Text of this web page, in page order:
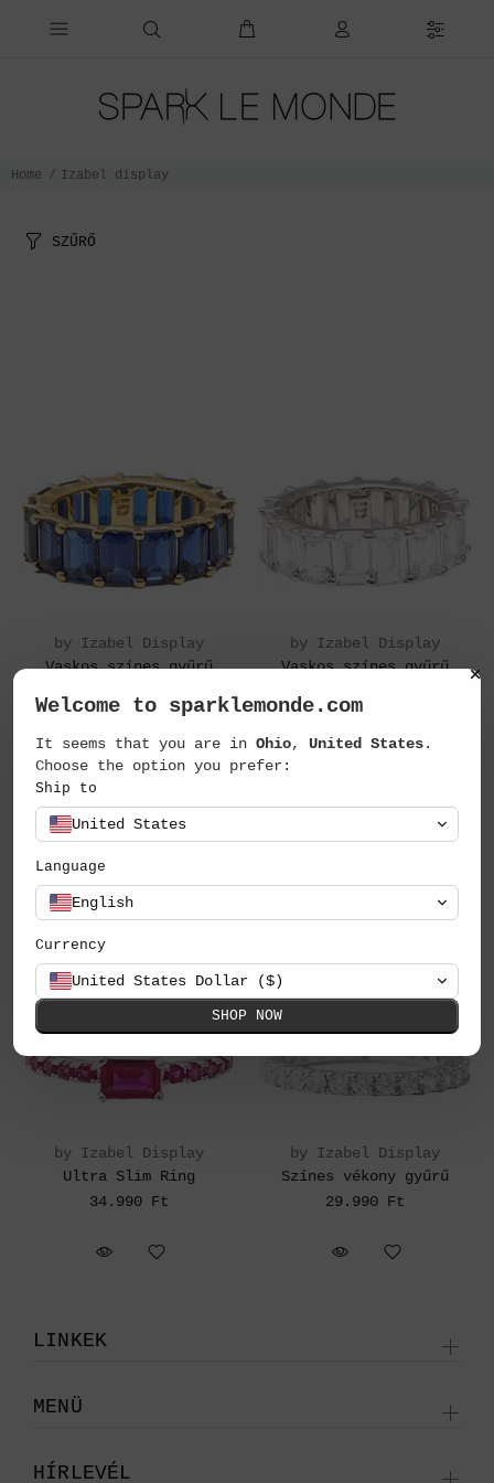
Home Izabel display
SZŰRŐ
by Izabel Display
Vaskos színes gyűrű
by Izabel Display
Vaskos színes gyűrű
by Izabel Display
Ultra Slim Ring
34.990 Ft
by Izabel Display
Színes vékony gyűrű
29.990 Ft
LINKEK
MENÜ
HÍRLEVÉL
Welcome to sparklemonde.com
It seems that you are in Ohio, United States.
Choose the option you prefer:
Ship to
United States
Language
English
Currency
United States Dollar ($)
SHOP NOW